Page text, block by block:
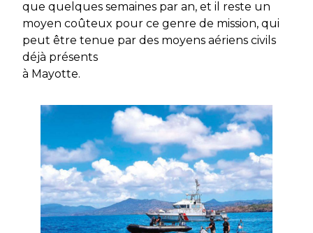
que quelques semaines par an, et il reste un
moyen coûteux pour ce genre de mission, qui
peut être tenue par des moyens aériens civils
déjà présents
à Mayotte.